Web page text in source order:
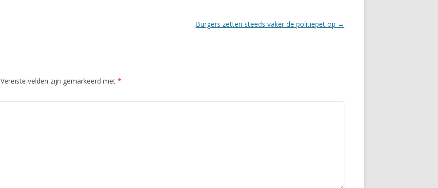
Burgers zetten steeds vaker de politiepet op →
Vereiste velden zijn gemarkeerd met *